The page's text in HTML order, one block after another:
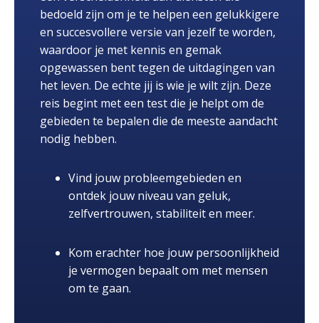
bedoeld zijn om je te helpen een gelukkigere
en succesvollere versie van jezelf te worden,
waardoor je met kennis en gemak
opgewassen bent tegen de uitdagingen van
het leven. De echte jij is wie je wilt zijn. Deze
reis begint met een test die je helpt om de
gebieden te bepalen die de meeste aandacht
nodig hebben.
Vind jouw probleemgebieden en
ontdek jouw niveau van geluk,
zelfvertrouwen, stabiliteit en meer.
Kom erachter hoe jouw persoonlijkheid
je vermogen bepaalt om met mensen
om te gaan.